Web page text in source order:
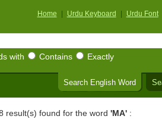
Home Urdu Keyboard Urdu Font
with Contains Exactly
Search English Word
result(s) found for the word 'MA':